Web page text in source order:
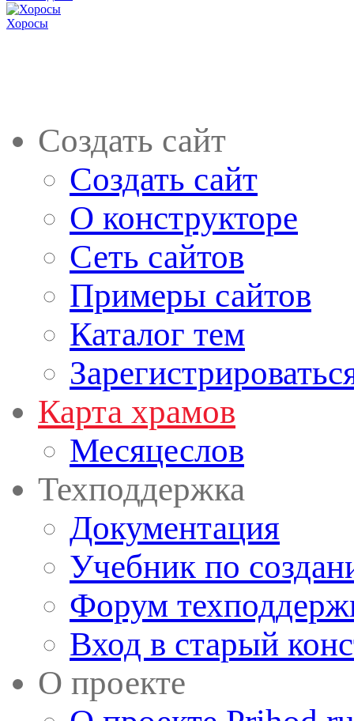
Хоросы
Создать сайт
Создать сайт
О конструкторе
Сеть сайтов
Примеры сайтов
Каталог тем
Карта храмов
Месяцеслов
Техподдержка
Документация
Учебник по
Форум
Вход в старый
О проекте